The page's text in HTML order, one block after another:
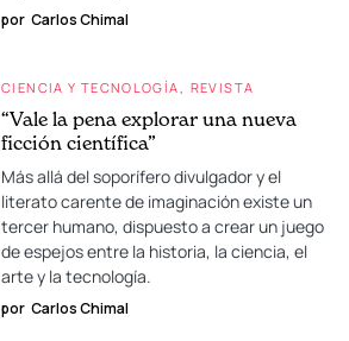
por Carlos Chimal
CIENCIA Y TECNOLOGÍA REVISTA
“Vale la pena explorar una nueva
ficción científica”
Más allá del soporífero divulgador y el
literato carente de imaginación existe un
tercer humano, dispuesto a crear un juego
de espejos entre la historia, la ciencia, el
arte y la tecnología.
por Carlos Chimal